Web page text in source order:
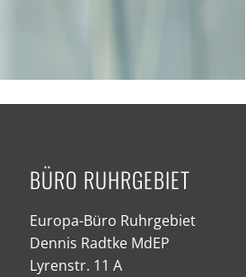
BÜRO RUHRGEBIET
Europa-Büro Ruhrgebiet
Dennis Radtke MdEP
Lyrenstr. 11 A